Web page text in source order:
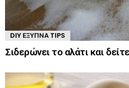
DIY ΈΞΥΠΝΑ TIPS
Σιδερώνει το αλάτι και